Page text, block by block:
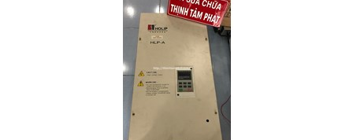
Đồng hồ thời gian thực
Màn hình cảm ứng HMI
PLC - Bộ lập trình PLC